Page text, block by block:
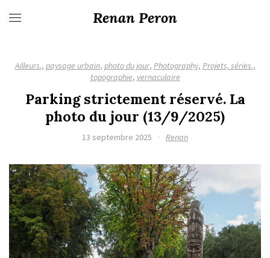
Renan Peron
Ailleurs., paysage urbain, photo du jour, Photography, Projets, séries.,
topographie, vernaculaire
Parking strictement réservé. La
photo du jour (13/9/2025)
13 septembre 2025 · Renan